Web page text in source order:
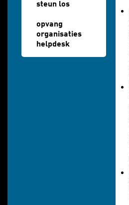
steun los
opvang
organisaties
helpdesk